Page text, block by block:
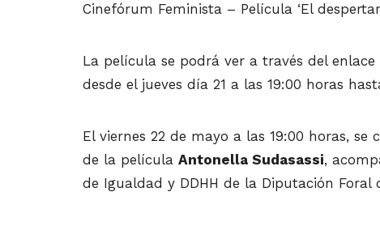
Cinefórum Feminista – Película ‘El
La película se podrá ver a través del
desde el jueves día 21 a las 19:00 horas
El viernes 22 de mayo a las 19:00 horas,
de la película Antonella Sudasassi,
de Igualdad y DDHH de la Diputación Foral